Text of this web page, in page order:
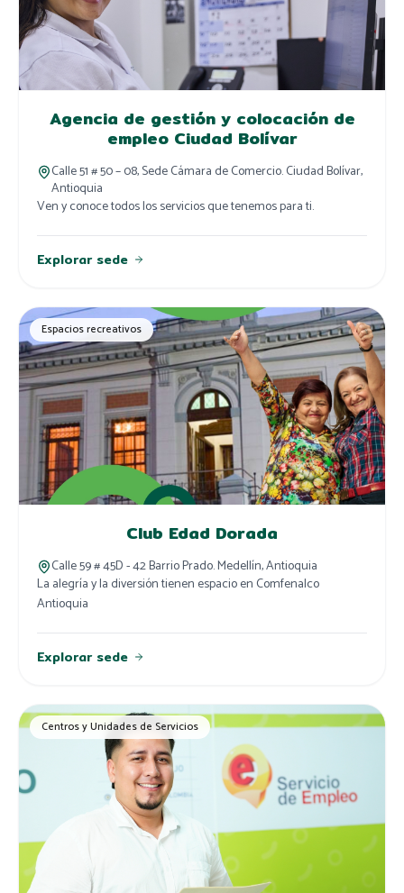
Agencia de gestión y colocación de
empleo Ciudad Bolívar
Calle 51 # 50 – 08, Sede Cámara de Comercio. Ciudad Bolívar,
Antioquia
Ven y conoce todos los servicios que tenemos para ti.
Explorar sede
Espacios recreativos
Club Edad Dorada
Calle 59 # 45D - 42 Barrio Prado. Medellín, Antioquia
La alegría y la diversión tienen espacio en Comfenalco
Antioquia
Explorar sede
Centros y Unidades de Servicios